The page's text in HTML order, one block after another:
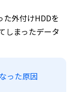
外付けHDDを
しまったデータ
った原因